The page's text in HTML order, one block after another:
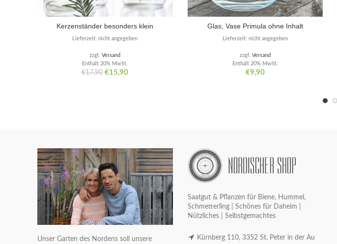
Kerzenständer besonders klein
€17,90 Ursprünglicher
€15,90Aktueller
Enthält 20% MwSt.
zzgl.Versand
Lieferzeit: nicht angegeben
Glas, Vase Primula ohne Inhalt
€9,90
Enthält 20% MwSt.
zzgl. Versand
Lieferzeit: nicht angegeben
Unser Garten des Nordens soll unsere
Saatgut & Pflanzen für Biene, Hummel,
Schmetterling | Schönes für Daheim |
Nützliches | Selbstgemachtes
Kürnberg 110, 3352 St. Peter in der Au